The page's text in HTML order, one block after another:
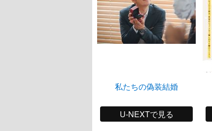
私たちの偽装結婚
U-NEXTで見る